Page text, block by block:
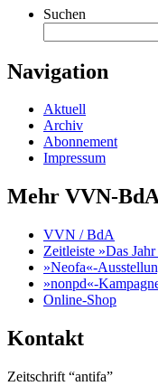
Suchen
Navigation
Aktuell
Archiv
Abonnement
Impressum
Mehr VVN-
VVN / BdA
Zeitleiste »Das
»Neofa«-
»nonpd«-
Online-Shop
Kontakt
Zeitschrift “antifa”